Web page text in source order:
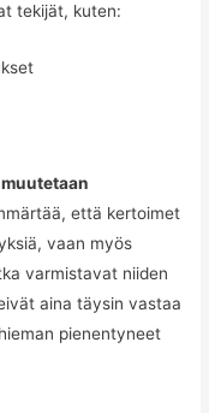
tekijät, kuten:
että kertoimet
vaan myös
varmistavat niiden
aina täysin vastaa
pienentyneet